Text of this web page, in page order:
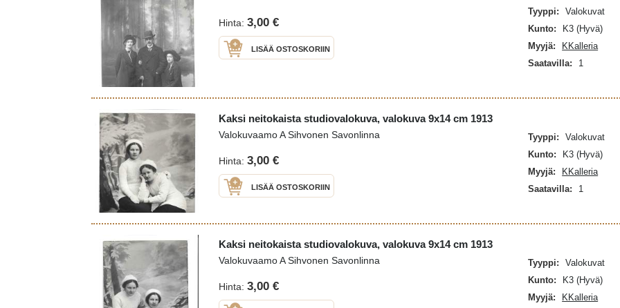
Hinta: 3,00 €
LISÄÄ OSTOSKORIIN
Tyyppi:
Valokuvat
Kunto:
K3 (Hyvä)
Myyjä:
KKalleria
Saatavilla:
1
Kaksi neitokaista studiovalokuva, valokuva 9x14 cm 1913
Valokuvaamo A Sihvonen Savonlinna
Hinta: 3,00 €
LISÄÄ OSTOSKORIIN
Tyyppi:
Valokuvat
Kunto:
K3 (Hyvä)
Myyjä:
KKalleria
Saatavilla:
1
Kaksi neitokaista studiovalokuva, valokuva 9x14 cm 1913
Valokuvaamo A Sihvonen Savonlinna
Hinta: 3,00 €
Tyyppi:
Valokuvat
Kunto:
K3 (Hyvä)
Myyjä:
KKalleria